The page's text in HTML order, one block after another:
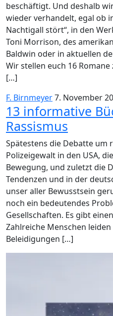
beschäftigt. Und deshalb
wieder verhandelt, egal ob
Nachtigall stört“, in den
Toni Morrison, des
Baldwin oder in aktuellen
Wir stellen euch 16 Romane
[…]
F. Birnmeyer7. November
13 informative
Rassismus
Spätestens die Debatte um
Polizeigewalt in den USA,
Bewegung, und zuletzt die
Tendenzen und in der
unser aller Bewusstsein
noch ein bedeutendes
Gesellschaften. Es gibt
Zahlreiche Menschen
Beleidigungen […]